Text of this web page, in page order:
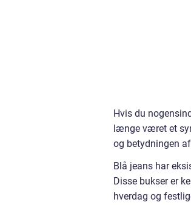
Hvis du
længe været et
og betydningen
Blå jeans har
Disse bukser er
hverdag og